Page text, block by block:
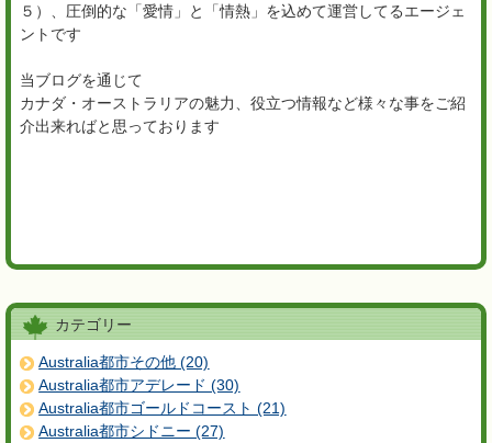
５）、圧倒的な「愛情」と「情熱」を込めて運営してるエージェ
ントです
当ブログを通じて
カナダ・オーストラリアの魅力、役立つ情報など様々な事をご紹
介出来ればと思っております
カテゴリー
Australia都市その他 (20)
Australia都市アデレード (30)
Australia都市ゴールドコースト (21)
Australia都市シドニー (27)